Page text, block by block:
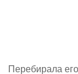
Перебирала